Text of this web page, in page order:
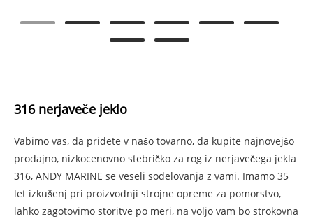
316 nerjaveče jeklo
Vabimo vas, da pridete v našo tovarno, da kupite najnovejšo
prodajno, nizkocenovno stebričko za rog iz nerjavečega jekla
316, ANDY MARINE se veseli sodelovanja z vami. Imamo 35
let izkušenj pri proizvodnji strojne opreme za pomorstvo,
lahko zagotovimo storitve po meri, na voljo vam bo strokovna